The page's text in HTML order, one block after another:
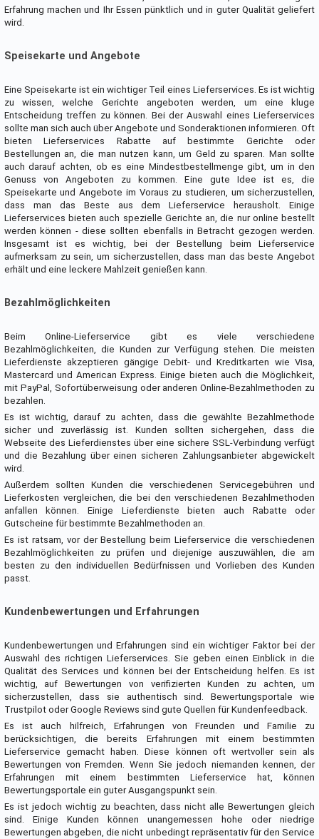
Erfahrung machen und Ihr Essen pünktlich und in guter Qualität geliefert
wird.
Speisekarte und Angebote
Eine Speisekarte ist ein wichtiger Teil eines Lieferservices. Es ist wichtig
zu wissen, welche Gerichte angeboten werden, um eine kluge
Entscheidung treffen zu können. Bei der Auswahl eines Lieferservices
sollte man sich auch über Angebote und Sonderaktionen informieren. Oft
bieten Lieferservices Rabatte auf bestimmte Gerichte oder
Bestellungen an, die man nutzen kann, um Geld zu sparen. Man sollte
auch darauf achten, ob es eine Mindestbestellmenge gibt, um in den
Genuss von Angeboten zu kommen. Eine gute Idee ist es, die
Speisekarte und Angebote im Voraus zu studieren, um sicherzustellen,
dass man das Beste aus dem Lieferservice herausholt. Einige
Lieferservices bieten auch spezielle Gerichte an, die nur online bestellt
werden können - diese sollten ebenfalls in Betracht gezogen werden.
Insgesamt ist es wichtig, bei der Bestellung beim Lieferservice
aufmerksam zu sein, um sicherzustellen, dass man das beste Angebot
erhält und eine leckere Mahlzeit genießen kann.
Bezahlmöglichkeiten
Beim Online-Lieferservice gibt es viele verschiedene
Bezahlmöglichkeiten, die Kunden zur Verfügung stehen. Die meisten
Lieferdienste akzeptieren gängige Debit- und Kreditkarten wie Visa,
Mastercard und American Express. Einige bieten auch die Möglichkeit,
mit PayPal, Sofortüberweisung oder anderen Online-Bezahlmethoden zu
bezahlen.
Es ist wichtig, darauf zu achten, dass die gewählte Bezahlmethode
sicher und zuverlässig ist. Kunden sollten sichergehen, dass die
Webseite des Lieferdienstes über eine sichere SSL-Verbindung verfügt
und die Bezahlung über einen sicheren Zahlungsanbieter abgewickelt
wird.
Außerdem sollten Kunden die verschiedenen Servicegebühren und
Lieferkosten vergleichen, die bei den verschiedenen Bezahlmethoden
anfallen können. Einige Lieferdienste bieten auch Rabatte oder
Gutscheine für bestimmte Bezahlmethoden an.
Es ist ratsam, vor der Bestellung beim Lieferservice die verschiedenen
Bezahlmöglichkeiten zu prüfen und diejenige auszuwählen, die am
besten zu den individuellen Bedürfnissen und Vorlieben des Kunden
passt.
Kundenbewertungen und Erfahrungen
Kundenbewertungen und Erfahrungen sind ein wichtiger Faktor bei der
Auswahl des richtigen Lieferservices. Sie geben einen Einblick in die
Qualität des Services und können bei der Entscheidung helfen. Es ist
wichtig, auf Bewertungen von verifizierten Kunden zu achten, um
sicherzustellen, dass sie authentisch sind. Bewertungsportale wie
Trustpilot oder Google Reviews sind gute Quellen für Kundenfeedback.
Es ist auch hilfreich, Erfahrungen von Freunden und Familie zu
berücksichtigen, die bereits Erfahrungen mit einem bestimmten
Lieferservice gemacht haben. Diese können oft wertvoller sein als
Bewertungen von Fremden. Wenn Sie jedoch niemanden kennen, der
Erfahrungen mit einem bestimmten Lieferservice hat, können
Bewertungsportale ein guter Ausgangspunkt sein.
Es ist jedoch wichtig zu beachten, dass nicht alle Bewertungen gleich
sind. Einige Kunden können unangemessen hohe oder niedrige
Bewertungen abgeben, die nicht unbedingt repräsentativ für den Service